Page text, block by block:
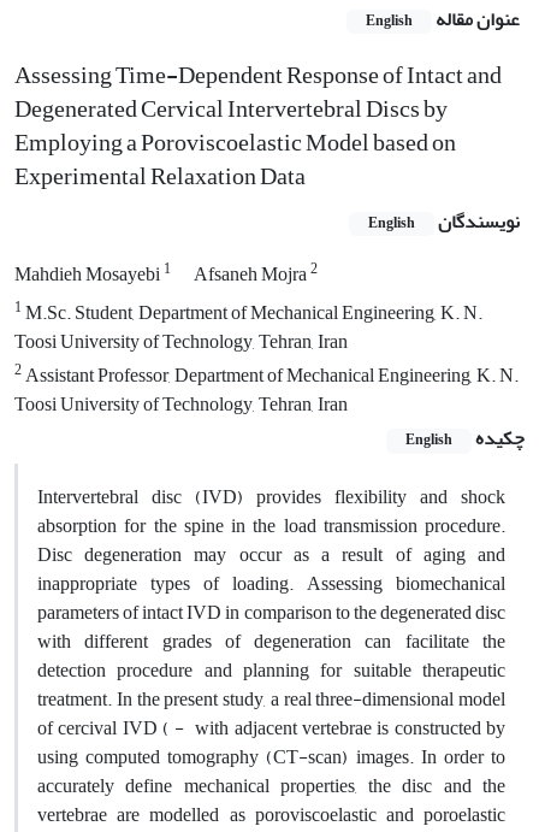
عنوان مقاله English
Assessing Time-Dependent Response of Intact and
Degenerated Cervical Intervertebral Discs by
Employing a Poroviscoelastic Model based on
Experimental Relaxation Data
نویسندگان English
Mahdieh Mosayebi1 Afsaneh Mojra2
1M.Sc. Student, Department of Mechanical Engineering, K. N.
Toosi University of Technology, Tehran, Iran
2Assistant Professor, Department of Mechanical Engineering, K. N.
Toosi University of Technology, Tehran, Iran
چکیده
English
Intervertebral disc (IVD) provides flexibility and shock
absorption for the spine in the load transmission procedure.
Disc degeneration may occur as a result of aging and
inappropriate types of loading. Assessing biomechanical
parameters of intact IVD in comparison to the degenerated disc
with different grades of degeneration can facilitate the
detection procedure and planning for suitable therapeutic
treatment. In the present study, a real three-dimensional model
of cercival IVD ( - with adjacent vertebrae is constructed by
using computed tomography (CT-scan) images. In order to
accurately define mechanical properties, the disc and the
vertebrae are modelled as poroviscoelastic and poroelastic